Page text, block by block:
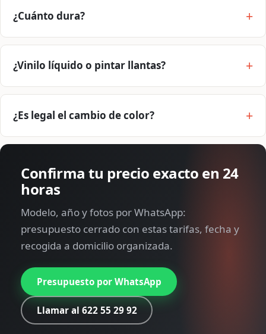
¿Cuánto dura?
¿Vinilo líquido o pintar llantas?
¿Es legal el cambio de color?
Confirma tu precio exacto en 24
horas
Modelo, año y fotos por WhatsApp:
presupuesto cerrado con estas tarifas, fecha y
recogida a domicilio organizada.
Presupuesto por WhatsApp
Llamar al 622 55 29 92